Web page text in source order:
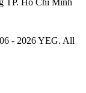
- 2026 YEG. All